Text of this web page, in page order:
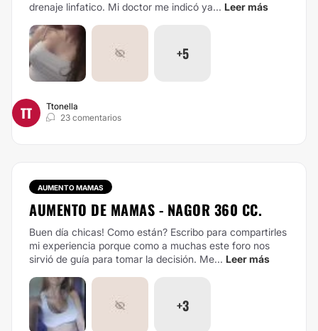
drenaje linfatico. Mi doctor me indicó ya... Leer más
+5
TT
Ttonella
23 comentarios
AUMENTO MAMAS
AUMENTO DE MAMAS - NAGOR 360 CC.
Buen día chicas! Como están? Escribo para compartirles
mi experiencia porque como a muchas este foro nos
sirvió de guía para tomar la decisión. Me... Leer más
+3